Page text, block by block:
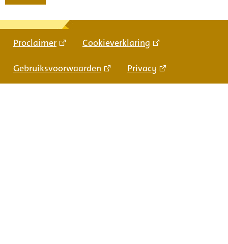
Proclaimer Cookieverklaring
Gebruiksvoorwaarden Privacy